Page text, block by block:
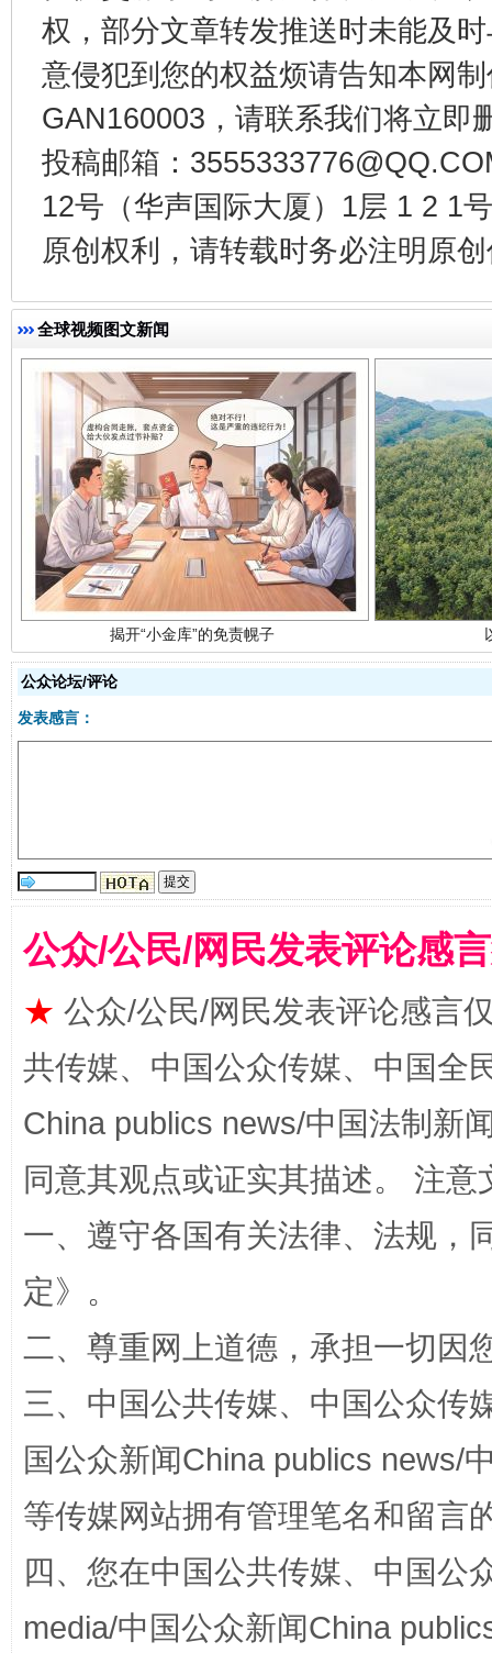
权，部分文章转发推送时未能及
意侵犯到您的权益烦请告知本网
GAN160003，请联系我们将立即
投稿邮箱：
12号（华声国际大厦）1层 1 2 1
原创权利，请转载时务必注明原
全球视频图文新闻
千年窑火 生生不息 一
揭开“小金库”的免责幌子
全民健身五年计划来了！等你上场
公众论坛/评论
发表感言：
公众/公民/网民发表评论感
★ 公众/公民/网民发表评论感言
共传媒、中国公众传媒、中国全
China publics news/中国法制新
同意其观点或证实其描述。 注
一、遵守各国有关法律、法规，
定》。
二、尊重网上道德，承担一切因
三、中国公共传媒、中国公众传
国公众新闻China publics news/
等传媒网站拥有管理笔名和留言
四、您在中国公共传媒、中国公
media/中国公众新闻China